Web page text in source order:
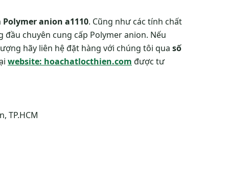
Polymer anion a1110. Cũng như các tính chất
đầu chuyên cung cấp Polymer anion. Nếu
hãy liên hệ đặt hàng với chúng tôi qua số
website: hoachatlocthien.com được tư
TP.HCM